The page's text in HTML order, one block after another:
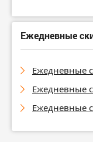
Ежедневные
Ежедневные
Ежедневные
Ежедневные